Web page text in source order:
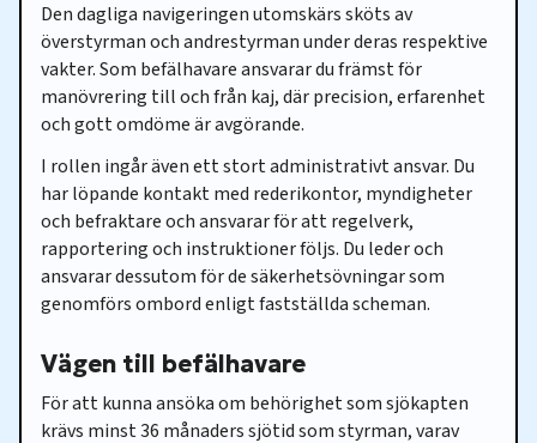
Den dagliga navigeringen utomskärs sköts av
överstyrman och andrestyrman under deras respektive
vakter. Som befälhavare ansvarar du främst för
manövrering till och från kaj, där precision, erfarenhet
och gott omdöme är avgörande.
I rollen ingår även ett stort administrativt ansvar. Du
har löpande kontakt med rederikontor, myndigheter
och befraktare och ansvarar för att regelverk,
rapportering och instruktioner följs. Du leder och
ansvarar dessutom för de säkerhetsövningar som
genomförs ombord enligt fastställda scheman.
Vägen till befälhavare
För att kunna ansöka om behörighet som sjökapten
krävs minst 36 månaders sjötid som styrman, varav